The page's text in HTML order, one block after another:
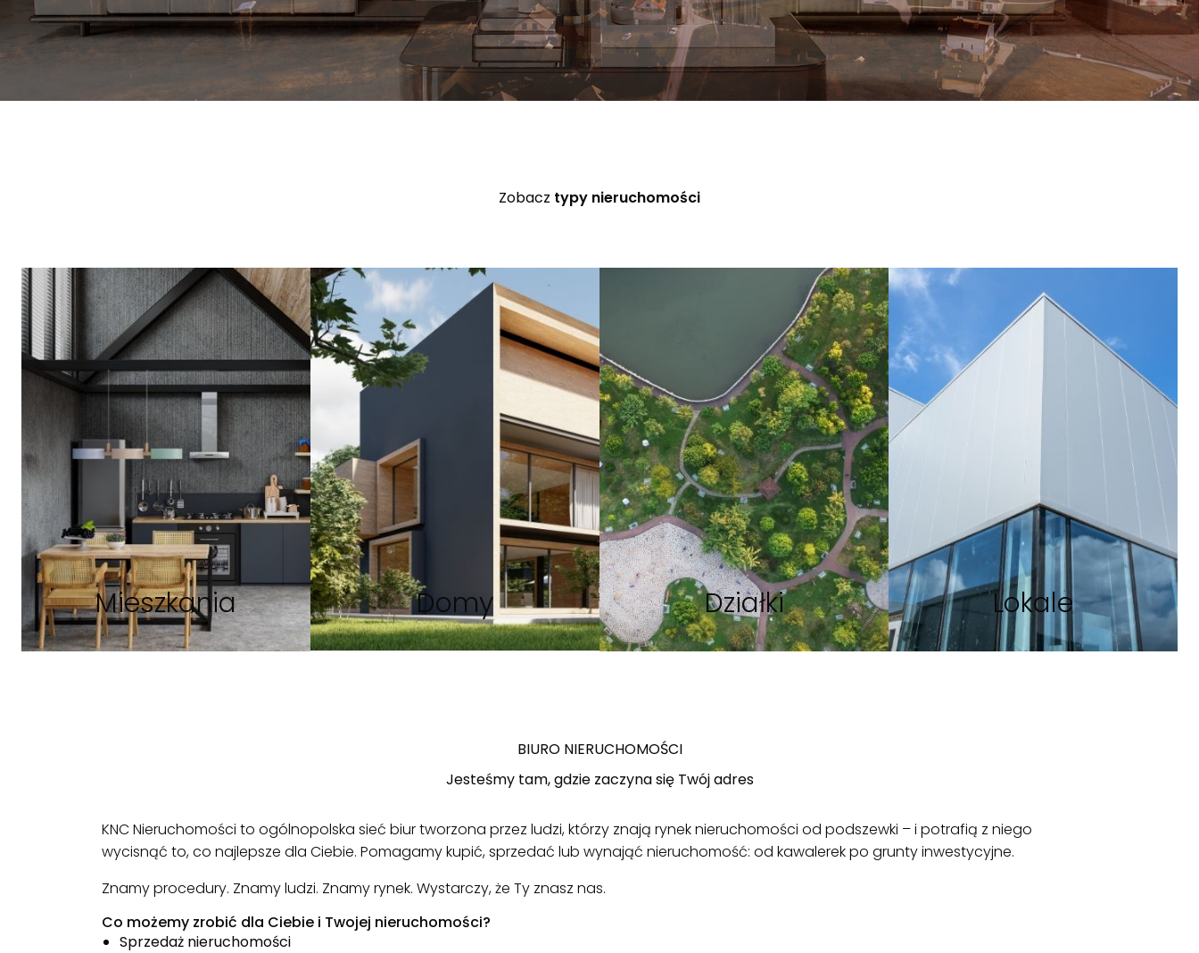
Zobacz typy nieruchomości
Mieszkania Domy Działki Lokale
BIURO NIERUCHOMOŚCI
Jesteśmy tam, gdzie zaczyna się Twój adres
KNC Nieruchomości to ogólnopolska sieć biur tworzona przez ludzi, którzy znają rynek nieruchomości od podszewki – i potrafią z niego
wycisnąć to, co najlepsze dla Ciebie. Pomagamy kupić, sprzedać lub wynająć nieruchomość: od kawalerek po grunty inwestycyjne.
Znamy procedury. Znamy ludzi. Znamy rynek. Wystarczy, że Ty znasz nas.
Co możemy zrobić dla Ciebie i Twojej nieruchomości?
Sprzedaż nieruchomości